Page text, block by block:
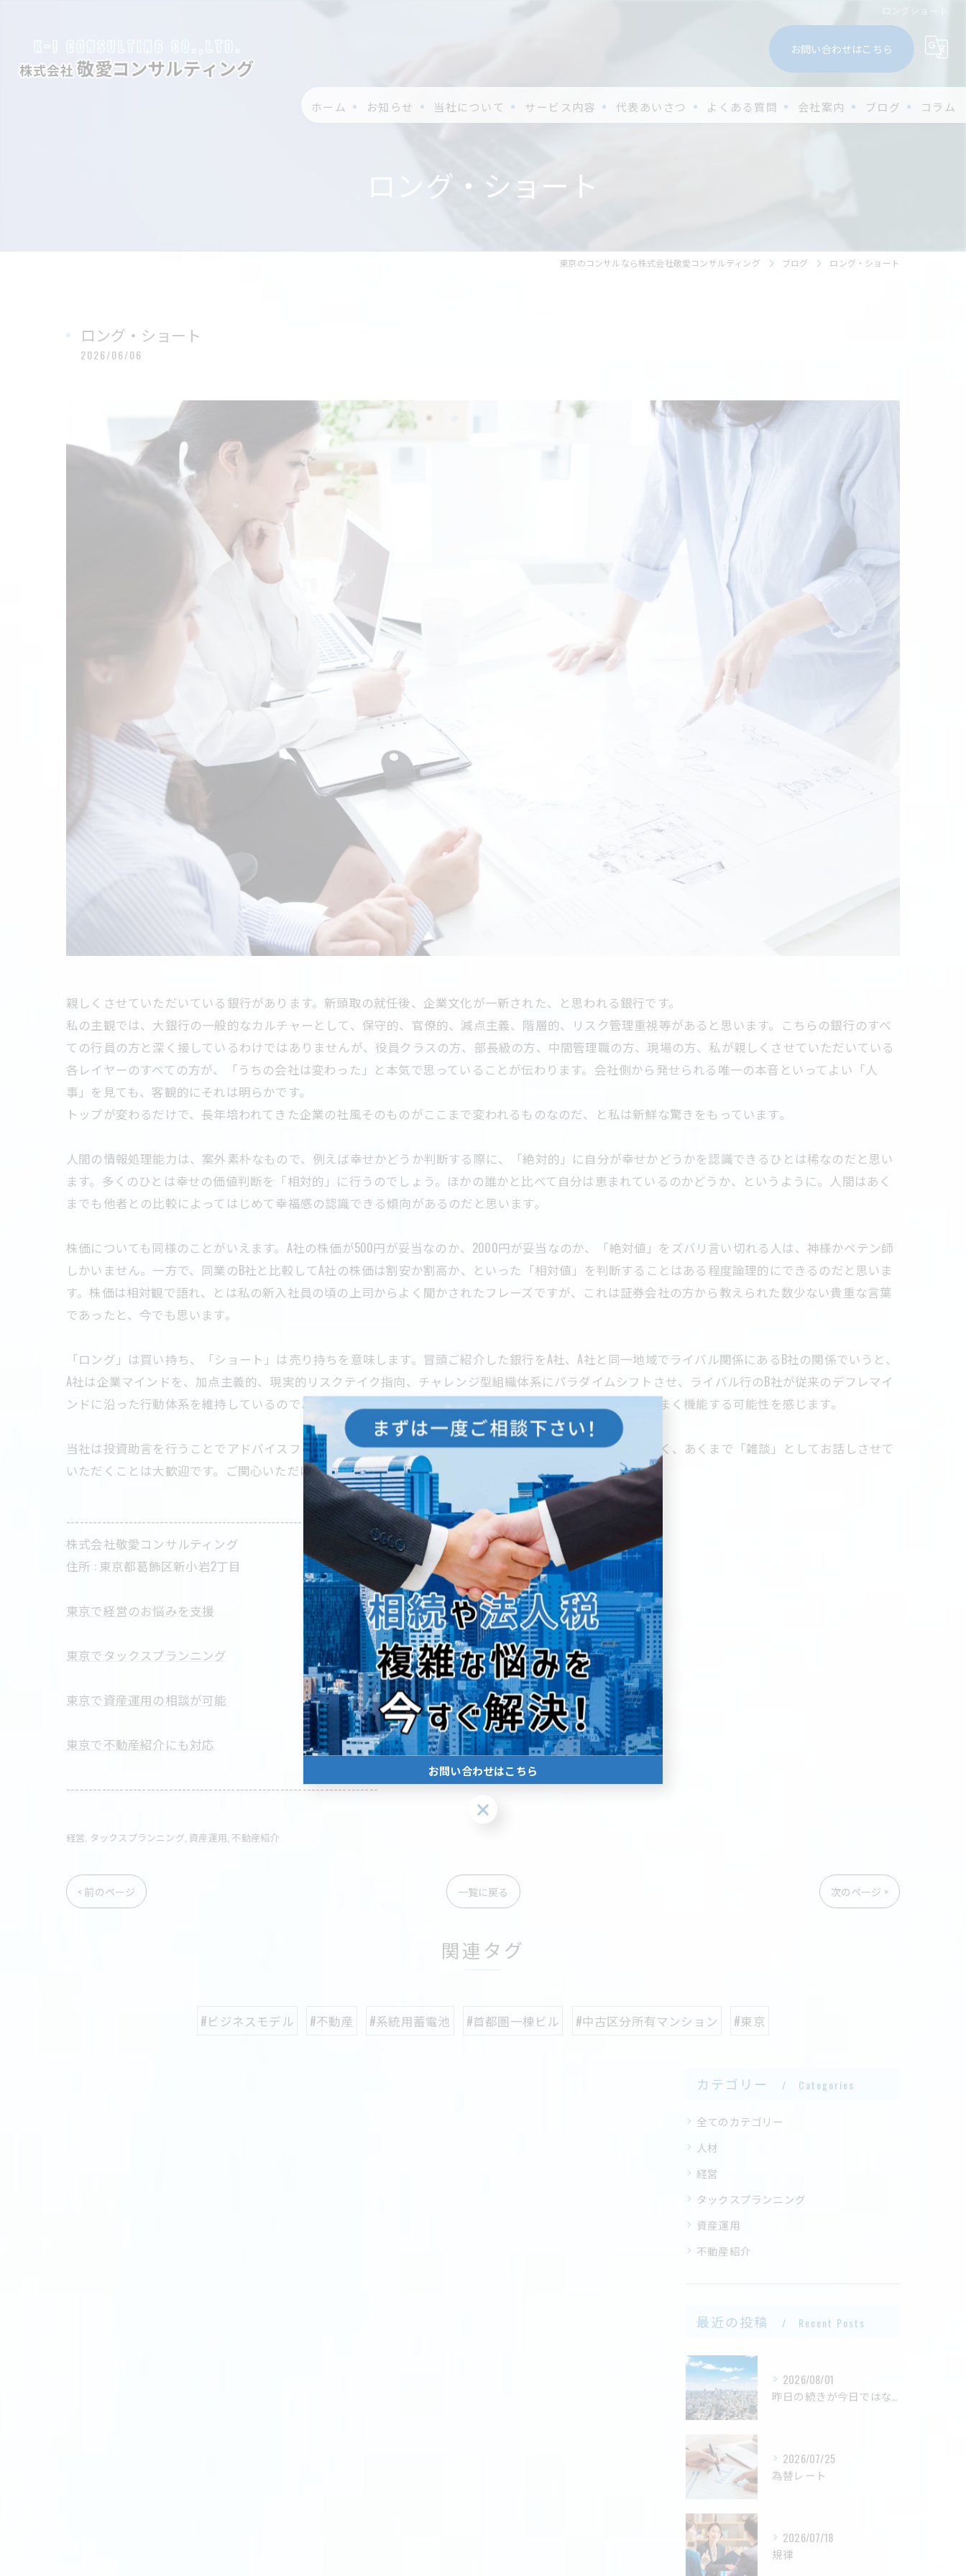
お問い合わせはこちら
ホーム お知らせ 当社について サービス内容 代表あいさつ よくある質問 会社案内 ブログ コラム
ロング・ショート
東京のコンサルなら株式会社敬愛コンサルティング ブログ ロング・ショート
ロング・ショート
2026/06/06
親しくさせていただいている銀行があります。新頭取の就任後、企業文化が一新された、と思われる銀行です。
私の主観では、大銀行の一般的なカルチャーとして、保守的、官僚的、減点主義、階層的、リスク管理重視等があると思います。こちらの銀行のすべ
ての行員の方と深く接しているわけではありませんが、役員クラスの方、部長級の方、中間管理職の方、現場の方、私が親しくさせていただいている
各レイヤーのすべての方が、「うちの会社は変わった」と本気で思っていることが伝わります。会社側から発せられる唯一の本音といってよい「人
事」を見ても、客観的にそれは明らかです。
トップが変わるだけで、長年培われてきた企業の社風そのものがここまで変われるものなのだ、と私は新鮮な驚きをもっています。
人間の情報処理能力は、案外素朴なもので、例えば幸せかどうか判断する際に、「絶対的」に自分が幸せかどうかを認識できるひとは稀なのだと思い
ます。多くのひとは幸せの価値判断を「相対的」に行うのでしょう。ほかの誰かと比べて自分は恵まれているのかどうか、というように。人間はあく
までも他者との比較によってはじめて幸福感の認識できる傾向があるのだと思います。
株価についても同様のことがいえます。A社の株価が500円が妥当なのか、2000円が妥当なのか、「絶対値」をズバリ言い切れる人は、神様かペテン師
しかいません。一方で、同業のB社と比較してA社の株価は割安か割高か、といった「相対値」を判断することはある程度論理的にできるのだと思いま
す。株価は相対観で語れ、とは私の新入社員の頃の上司からよく聞かされたフレーズですが、これは証券会社の方から教えられた数少ない貴重な言葉
であったと、今でも思います。
「ロング」は買い持ち、「ショート」は売り持ちを意味します。冒頭ご紹介した銀行をA社、A社と同一地域でライバル関係にあるB社の関係でいうと、
A社は企業マインドを、加点主義的、現実的リスクテイク指向、チャレンジ型組織体系にパラダイムシフトさせ、ライバル行のB社が従来のデフレマイ
ンドに沿った行動体系を維持しているのであれば、A社買い、同時にB社売りの「ロングショート戦略」がうまく機能する可能性を感じます。
当社は投資助言を行うことでアドバイスフィーをいただくビジネスを行いません。具体的な投資相談ではなく、あくまで「雑談」としてお話しさせて
いただくことは大歓迎です。ご関心いただける方は、いつでも直接のご連絡お待ちしています！
----------------------------------------------------------------------
株式会社敬愛コンサルティング
住所 : 東京都葛飾区新小岩2丁目
東京で経営のお悩みを支援
東京でタックスプランニング
東京で資産運用の相談が可能
東京で不動産紹介にも対応
----------------------------------------------------------------------
経営 タックスプランニング 資産運用 不動産紹介
< 前のページ 一覧に戻る 次のページ >
関連タグ
#ビジネスモデル #不動産 #系統用蓄電池 #首都圏一棟ビル #中古区分所有マンション #東京
カテゴリー Categories
全てのカテゴリー
人材
経営
タックスプランニング
資産運用
不動産紹介
最近の投稿 Recent Posts
2026/08/01
2026/07/25
為替レート
2026/07/18
規律
お問い合わせはこちら
お問い合わせはこちら